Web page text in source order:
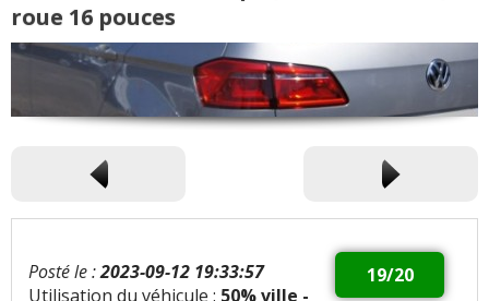
roue 16 pouces
19/20
Posté le :2023-09-12 19:33:57
Utilisation du véhicule : 50% ville -